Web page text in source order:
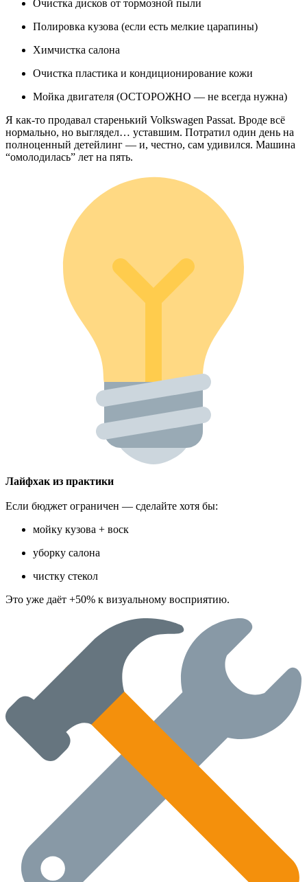
Очистка дисков от тормозной пыли
Полировка кузова (если есть мелкие царапины)
Химчистка салона
Очистка пластика и кондиционирование кожи
Мойка двигателя (ОСТОРОЖНО — не всегда нужна)
Я как-то продавал старенький Volkswagen Passat. Вроде всё
нормально, но выглядел… уставшим. Потратил один день на
полноценный детейлинг — и, честно, сам удивился. Машина
“омолодилась” лет на пять.
Лайфхак из практики
Если бюджет ограничен — сделайте хотя бы:
мойку кузова + воск
уборку салона
чистку стекол
Это уже даёт +50% к визуальному восприятию.